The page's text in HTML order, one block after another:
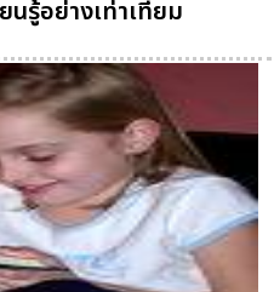
นรู้อย่างเท่าเทียม